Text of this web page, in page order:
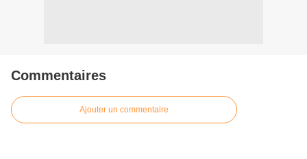
Commentaires
Ajouter un commentaire